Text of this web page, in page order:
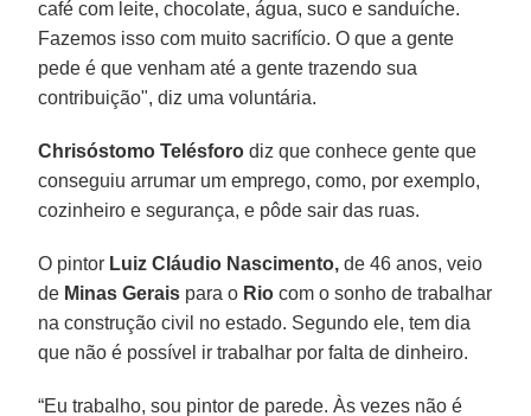
café com leite, chocolate, água, suco e sanduíche.
Fazemos isso com muito sacrifício. O que a gente
pede é que venham até a gente trazendo sua
contribuição", diz uma voluntária.
Chrisóstomo Telésforo diz que conhece gente que
conseguiu arrumar um emprego, como, por exemplo,
cozinheiro e segurança, e pôde sair das ruas.
O pintor Luiz Cláudio Nascimento, de 46 anos, veio
de Minas Gerais para o Rio com o sonho de trabalhar
na construção civil no estado. Segundo ele, tem dia
que não é possível ir trabalhar por falta de dinheiro.
“Eu trabalho, sou pintor de parede. Às vezes não é